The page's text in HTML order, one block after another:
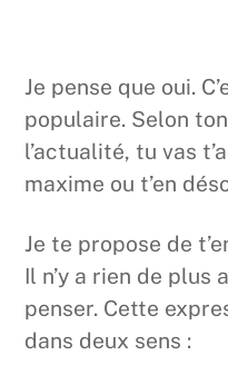
Je pense que oui.
populaire. Selon
l’actualité, tu vas
maxime ou t’en
Je te propose de
Il n’y a rien de plus
penser. Cette
dans deux sens :